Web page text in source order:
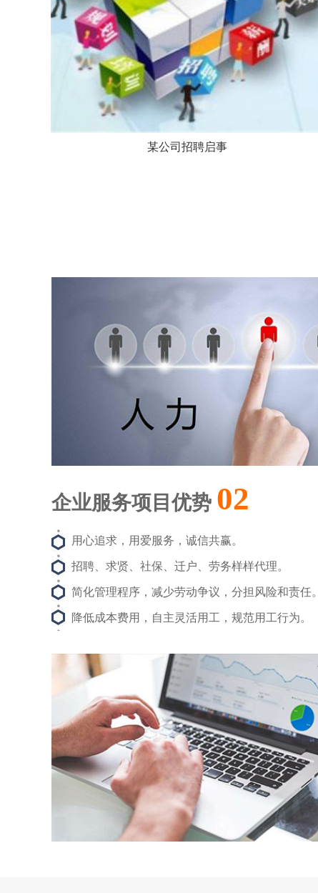
某公司招聘启事
企业服务项目优势 02
用心追求，用爱服务，诚信共赢。
招聘、求贤、社保、迁户、劳务样样代理。
简化管理程序，减少劳动争议，分担风险和责任。
降低成本费用，自主灵活用工，规范用工行为。